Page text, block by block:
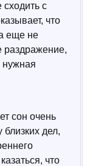
сходить с
что
еще не
раздражение,
нужная
сон очень
дел,
что